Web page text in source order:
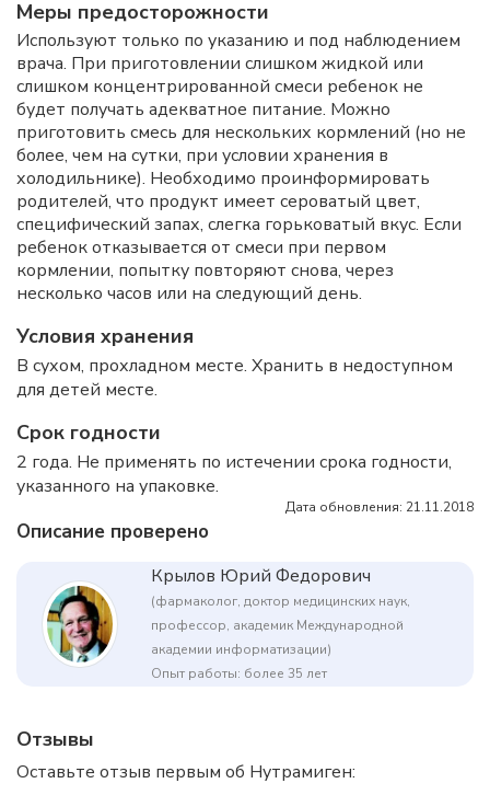
Меры предосторожности
Используют только по указанию и под наблюдением
врача. При приготовлении слишком жидкой или
слишком концентрированной смеси ребенок не
будет получать адекватное питание. Можно
приготовить смесь для нескольких кормлений (но не
более, чем на сутки, при условии хранения в
холодильнике). Необходимо проинформировать
родителей, что продукт имеет сероватый цвет,
специфический запах, слегка горьковатый вкус. Если
ребенок отказывается от смеси при первом
кормлении, попытку повторяют снова, через
несколько часов или на следующий день.
Условия хранения
В сухом, прохладном месте. Хранить в недоступном
для детей месте.
Срок годности
2 года. Не применять по истечении срока годности,
указанного на упаковке.
Дата обновления: 21.11.2018
Описание проверено
Крылов Юрий Федорович
(фармаколог, доктор медицинских наук,
профессор, академик Международной
академии информатизации)
Опыт работы: более 35 лет
Отзывы
Оставьте отзыв первым об Нутрамиген: